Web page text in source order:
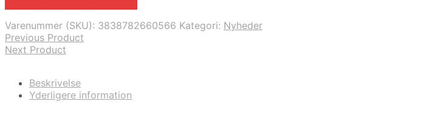
Varenummer (SKU): 3838782660566 Kategori: Nyheder
Previous Product
Next Product
Beskrivelse
Yderligere information